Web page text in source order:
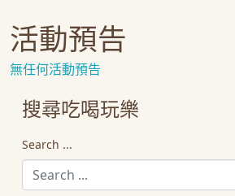
活動預告
無任何活動預告
搜尋吃喝玩樂
Search ...